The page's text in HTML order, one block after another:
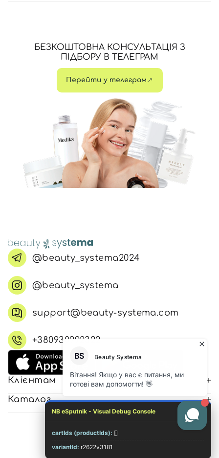
БЕЗКОШТОВНА КОНСУЛЬТАЦІЯ З
ПІДБОРУ В ТЕЛЕГРАМ
Перейти у телеграм
@beauty_systema2024
@beauty_systema
support@beauty-systema.com
+380930992322
Клієнтам
Каталог
© 2026 Всі права захищені
NB eSputnik - Visual Debug Console
cartIds (productIds): []
variantId: r2622v3181